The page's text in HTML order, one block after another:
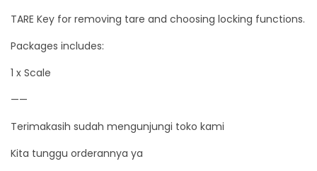
TARE Key for removing tare and choosing locking functions.
Packages includes:
1 x Scale
——
Terimakasih sudah mengunjungi toko kami
Kita tunggu orderannya ya